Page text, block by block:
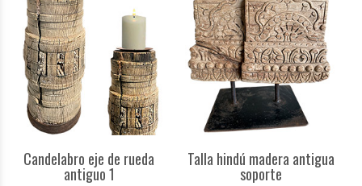
Candelabro eje de rueda
antiguo 1
Talla hindú madera antigua
soporte